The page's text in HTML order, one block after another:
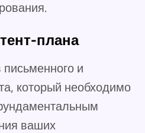
плана
и
который необходимо
ваших